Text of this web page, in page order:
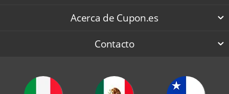
Acerca de Cupon.es
Contacto